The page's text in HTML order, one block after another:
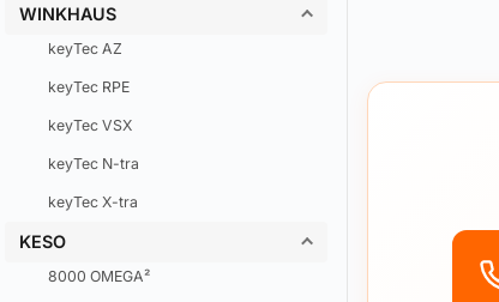
WINKHAUS
keyTec AZ
keyTec RPE
keyTec VSX
keyTec N-tra
keyTec X-tra
KESO
8000 OMEGA²